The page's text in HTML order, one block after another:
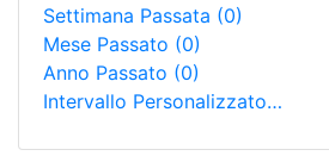
Settimana Passata (0)
Mese Passato (0)
Anno Passato (0)
Intervallo Personalizzato…